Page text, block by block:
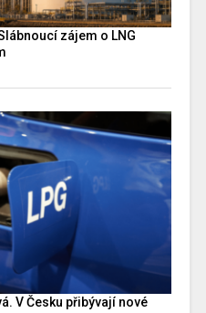
zájem o LNG
V Česku přibývají nové